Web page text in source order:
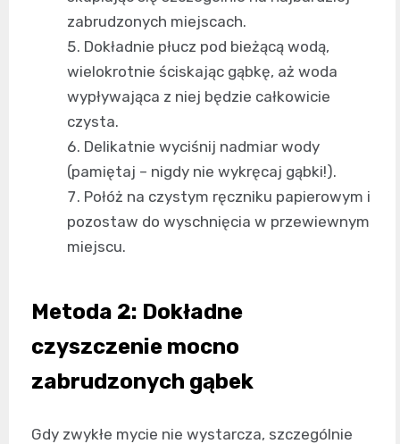
zabrudzonych miejscach.
Dokładnie płucz pod bieżącą wodą,
wielokrotnie ściskając gąbkę, aż woda
wypływająca z niej będzie całkowicie
czysta.
Delikatnie wyciśnij nadmiar wody
(pamiętaj – nigdy nie wykręcaj gąbki!).
Połóż na czystym ręczniku papierowym i
pozostaw do wyschnięcia w przewiewnym
miejscu.
Metoda 2: Dokładne
czyszczenie mocno
zabrudzonych gąbek
Gdy zwykłe mycie nie wystarcza, szczególnie